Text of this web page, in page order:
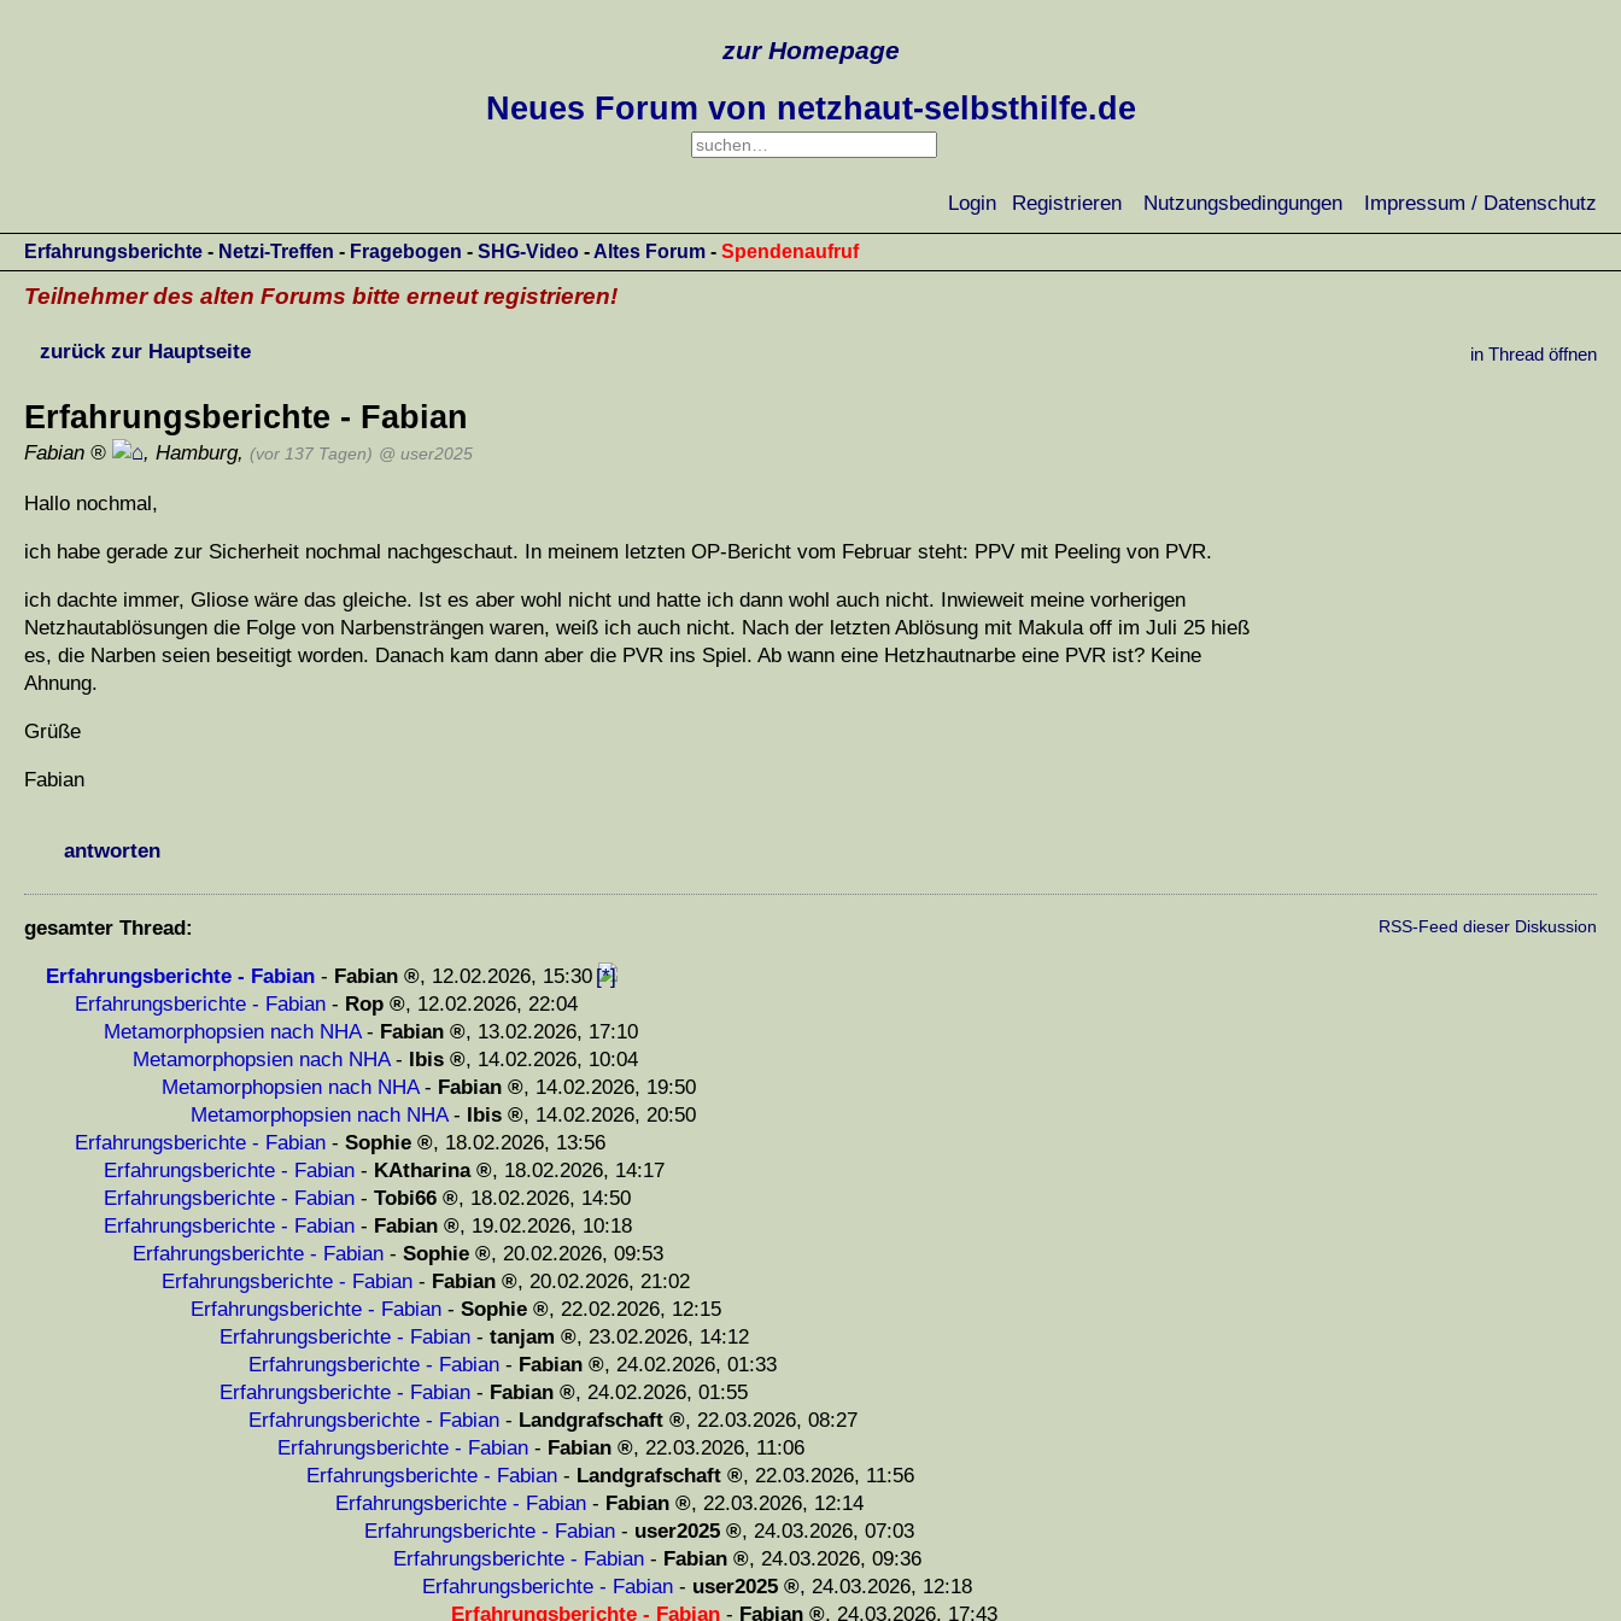
zur Homepage
Neues Forum von netzhaut-selbsthilfe.de
Login Registrieren Nutzungsbedingungen Impressum / Datenschutz
Erfahrungsberichte - Netzi-Treffen - Fragebogen - SHG-Video -Altes Forum - Spendenaufruf
Teilnehmer des alten Forums bitte erneut registrieren!
zurück zur Hauptseite in Thread öffnen
Erfahrungsberichte - Fabian
Fabian , Hamburg, (vor 137 Tagen) @ user2025
Hallo nochmal,
ich habe gerade zur Sicherheit nochmal nachgeschaut. In meinem letzten OP-Bericht vom Februar steht: PPV mit Peeling von PVR.
ich dachte immer, Gliose wäre das gleiche. Ist es aber wohl nicht und hatte ich dann wohl auch nicht. Inwieweit meine vorherigen
Netzhautablösungen die Folge von Narbensträngen waren, weiß ich auch nicht. Nach der letzten Ablösung mit Makula off im Juli 25 hieß
es, die Narben seien beseitigt worden. Danach kam dann aber die PVR ins Spiel. Ab wann eine Hetzhautnarbe eine PVR ist? Keine
Ahnung.
Grüße
Fabian
antworten
gesamter Thread: RSS-Feed dieser Diskussion
Erfahrungsberichte - Fabian - Fabian , 12.02.2026, 15:30
Erfahrungsberichte - Fabian - Rop , 12.02.2026, 22:04
Metamorphopsien nach NHA- Fabian , 13.02.2026, 17:10
Metamorphopsien nach NHA- Ibis , 14.02.2026, 10:04
Metamorphopsien nach NHA- Fabian , 14.02.2026, 19:50
Metamorphopsien nach NHA- Ibis , 14.02.2026, 20:50
Erfahrungsberichte - Fabian - Sophie , 18.02.2026, 13:56
Erfahrungsberichte - Fabian - KAtharina , 18.02.2026, 14:17
Erfahrungsberichte - Fabian - Tobi66 , 18.02.2026, 14:50
Erfahrungsberichte - Fabian - Fabian , 19.02.2026, 10:18
Erfahrungsberichte - Fabian - Sophie , 20.02.2026, 09:53
Erfahrungsberichte - Fabian - Fabian , 20.02.2026, 21:02
Erfahrungsberichte - Fabian - Sophie , 22.02.2026, 12:15
Erfahrungsberichte - Fabian - tanjam , 23.02.2026, 14:12
Erfahrungsberichte - Fabian - Fabian , 24.02.2026, 01:33
Erfahrungsberichte - Fabian - Fabian , 24.02.2026, 01:55
Erfahrungsberichte - Fabian - Landgrafschaft , 22.03.2026, 08:27
Erfahrungsberichte - Fabian - Fabian , 22.03.2026, 11:06
Erfahrungsberichte - Fabian - Landgrafschaft , 22.03.2026, 11:56
Erfahrungsberichte - Fabian - Fabian , 22.03.2026, 12:14
Erfahrungsberichte - Fabian - user2025 , 24.03.2026, 07:03
Erfahrungsberichte - Fabian - Fabian , 24.03.2026, 09:36
Erfahrungsberichte - Fabian - user2025 , 24.03.2026, 12:18
Erfahrungsberichte - Fabian - Fabian , 24.03.2026, 17:43